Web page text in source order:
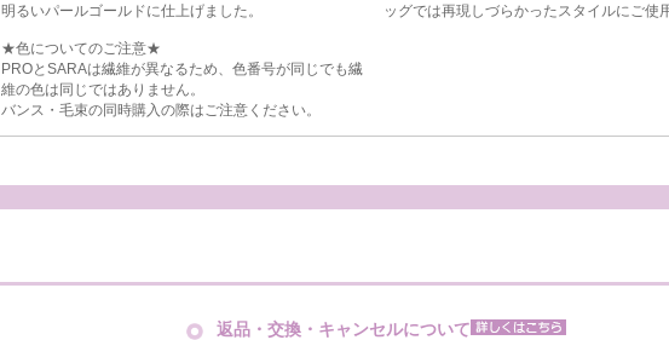
明るいパールゴールドに仕上げました。
★色についてのご注意★
PROとSARAは繊維が異なるため、色番号が同じでも繊
維の色は同じではありません。
バンス・毛束の同時購入の際はご注意ください。
ッグでは再現しづらかったスタイルにご使
返品・交換・キャンセルについて